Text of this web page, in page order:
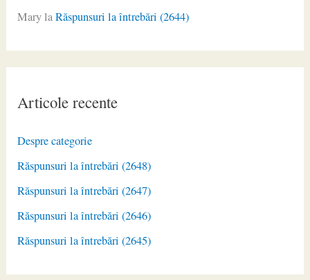
MarylaRăspunsuri la întrebări (2644)
Articole recente
Despre categorie
Răspunsuri la întrebări (2648)
Răspunsuri la întrebări (2647)
Răspunsuri la întrebări (2646)
Răspunsuri la întrebări (2645)